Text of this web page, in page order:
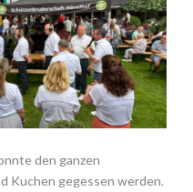
den ganzen
Kuchen gegessen werden.